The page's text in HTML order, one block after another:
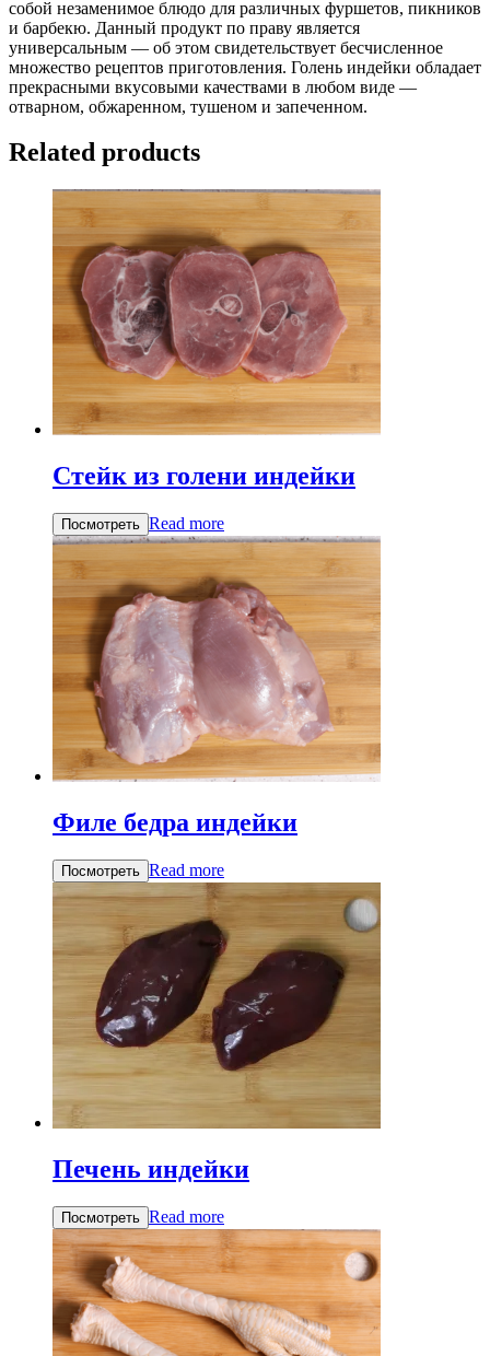
собой незаменимое блюдо для различных фуршетов, пикников
и барбекю. Данный продукт по праву является
универсальным — об этом свидетельствует бесчисленное
множество рецептов приготовления. Голень индейки обладает
прекрасными вкусовыми качествами в любом виде —
отварном, обжаренном, тушеном и запеченном.
Related products
Стейк из голени индейки
Посмотреть Read more
Филе бедра индейки
Посмотреть Read more
Печень индейки
Посмотреть Read more